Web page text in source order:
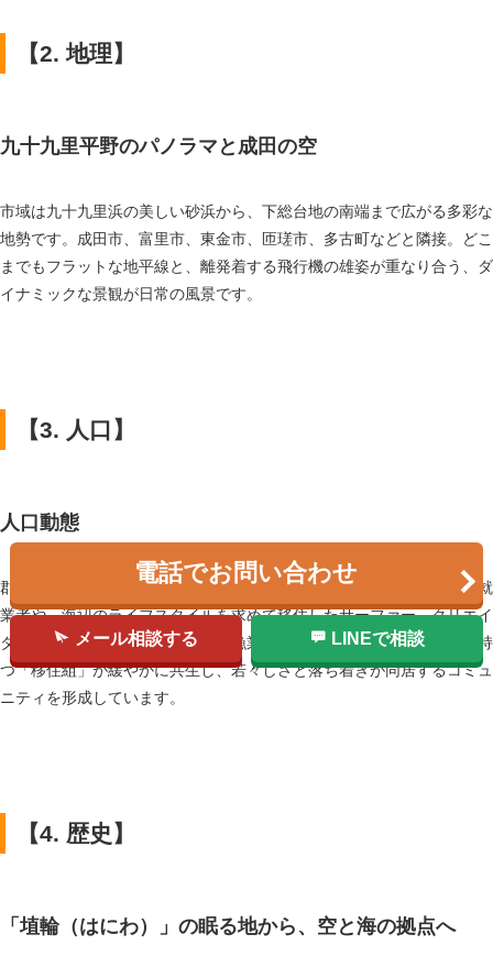
【2. 地理】
九十九里平野のパノラマと成田の空
市域は九十九里浜の美しい砂浜から、下総台地の南端まで広がる多彩な
地勢です。成田市、富里市、東金市、匝瑳市、多古町などと隣接。どこ
までもフラットな地平線と、離発着する飛行機の雄姿が重なり合う、ダ
イナミックな景観が日常の風景です。
【3. 人口】
人口動態
郡全体（3町）の人口は約4万8千人（2026年現在）。成田空港関連の就
業者や、海辺のライフスタイルを求めて移住したサーファー、クリエイ
ターが急増しています。伝統的な漁業・農業世帯と、新しい価値観を持
つ「移住組」が緩やかに共生し、若々しさと落ち着きが同居するコミュ
ニティを形成しています。
【4. 歴史】
「埴輪（はにわ）」の眠る地から、空と海の拠点へ
電話でお問い合わせ
メール相談する LINEで相談